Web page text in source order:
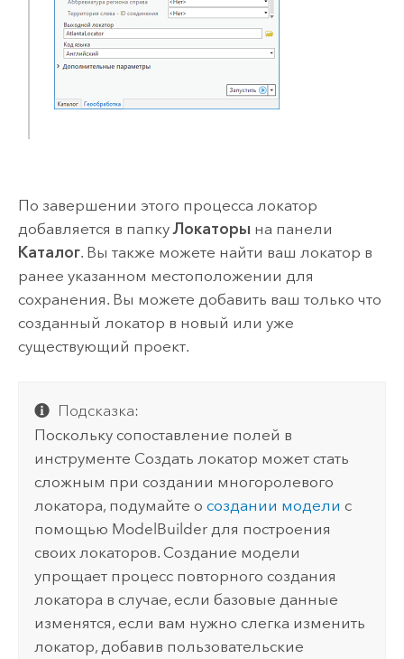
По завершении этого процесса локатор
добавляется в папкуЛокаторы на панели
Каталог. Вы также можете найти ваш локатор в
ранее указанном местоположении для
сохранения. Вы можете добавить ваш только что
созданный локатор в новый или уже
существующий проект.
Подсказка:
Поскольку сопоставление полей в
инструментеСоздать локатор может стать
сложным при создании многоролевого
локатора, подумайте осоздании модели с
помощью ModelBuilder для построения
своих локаторов. Создание модели
упрощает процесс повторного создания
локатора в случае, если базовые данные
изменятся, если вам нужно слегка изменить
локатор, добавив пользовательские